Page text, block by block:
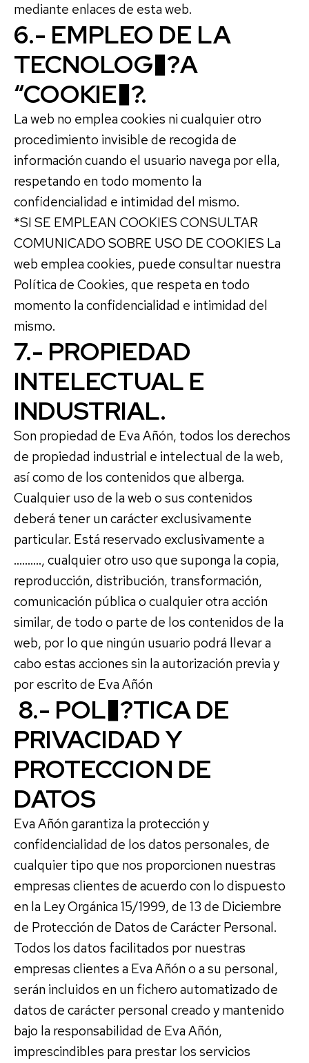
mediante enlaces de esta web.
6.- EMPLEO DE LA
TECNOLOG�?A
“COOKIE�?.
La web no emplea cookies ni cualquier otro
procedimiento invisible de recogida de
información cuando el usuario navega por ella,
respetando en todo momento la
confidencialidad e intimidad del mismo.
*SI SE EMPLEAN COOKIES CONSULTAR
COMUNICADO SOBRE USO DE COOKIES La
web emplea cookies, puede consultar nuestra
Política de Cookies, que respeta en todo
momento la confidencialidad e intimidad del
mismo.
7.- PROPIEDAD
INTELECTUAL E
INDUSTRIAL.
Son propiedad de Eva Añón, todos los derechos
de propiedad industrial e intelectual de la web,
así como de los contenidos que alberga.
Cualquier uso de la web o sus contenidos
deberá tener un carácter exclusivamente
particular. Está reservado exclusivamente a
………., cualquier otro uso que suponga la copia,
reproducción, distribución, transformación,
comunicación pública o cualquier otra acción
similar, de todo o parte de los contenidos de la
web, por lo que ningún usuario podrá llevar a
cabo estas acciones sin la autorización previa y
por escrito de Eva Añón
8.- POL�?TICA DE
PRIVACIDAD Y
PROTECCION DE
DATOS
Eva Añón garantiza la protección y
confidencialidad de los datos personales, de
cualquier tipo que nos proporcionen nuestras
empresas clientes de acuerdo con lo dispuesto
en la Ley Orgánica 15/1999, de 13 de Diciembre
de Protección de Datos de Carácter Personal.
Todos los datos facilitados por nuestras
empresas clientes a Eva Añón o a su personal,
serán incluidos en un fichero automatizado de
datos de carácter personal creado y mantenido
bajo la responsabilidad de Eva Añón,
imprescindibles para prestar los servicios